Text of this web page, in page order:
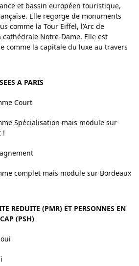
et bassin européen touristique,
Elle regorge de monuments
comme la Tour Eiffel, l’Arc de
Notre-Dame. Elle est
comme la capitale du luxe au travers
A PARIS
Court
Spécialisation mais module sur
!
complet mais module sur Bordeaux
REDUITE (PMR) ET PERSONNES EN
(PSH)